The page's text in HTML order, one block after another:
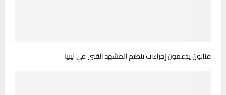
فنانون يدعمون إجراءات تنظيم المشهد الفني في ليبيا